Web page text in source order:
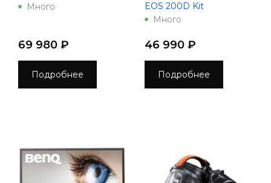
Много
69 980 ₽
Подробнее
EOS 200D Kit
Много
46 990 ₽
Подробнее